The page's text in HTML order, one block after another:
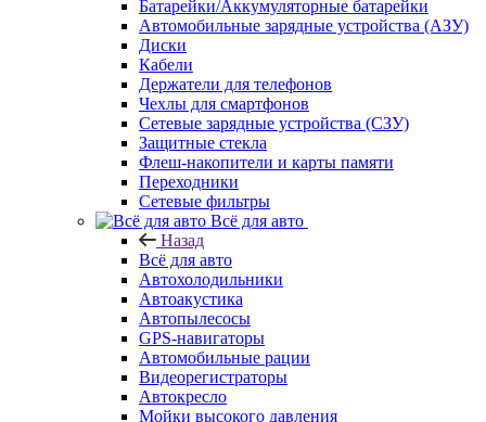
Батарейки/Аккумуляторные батарейки
Автомобильные зарядные устройства (АЗУ)
Диски
Кабели
Держатели для телефонов
Чехлы для смартфонов
Сетевые зарядные устройства (СЗУ)
Защитные стекла
Флеш-накопители и карты памяти
Переходники
Сетевые фильтры
Всё для авто
Назад
Всё для авто
Автохолодильники
Автоакустика
Автопылесосы
GPS-навигаторы
Автомобильные рации
Видеорегистраторы
Автокресло
Мойки высокого давления